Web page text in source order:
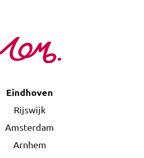
Eindhoven
Rijswijk
Amsterdam
Arnhem